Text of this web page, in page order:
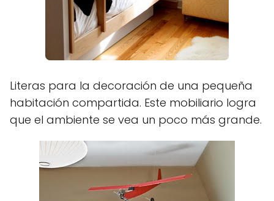
Literas para la decoración de una pequeña
habitación compartida. Este mobiliario logra
que el ambiente se vea un poco más grande.